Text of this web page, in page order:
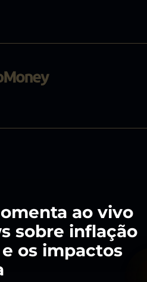
ao vivo
inflação
impactos